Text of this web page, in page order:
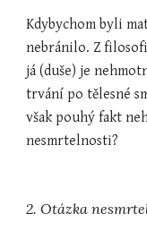
Kdybychom byli
nebránilo. Z
já (duše) je
trvání po tělesné
však pouhý fakt
nesmrtelnosti?
2. Otázka